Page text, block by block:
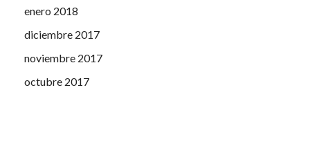
enero 2018
diciembre 2017
noviembre 2017
octubre 2017